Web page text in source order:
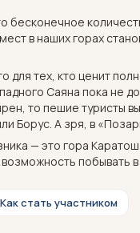
бесконечное
в наших горах
для тех, кто ценит
Саяна пока не
то пешие туристы
Борус. А зря, в
— это гора
возможность побывать
Как стать участником